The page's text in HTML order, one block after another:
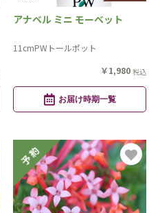
アナベル ミニ モーベット
11cmPWトールポット
￥1,980 税込
お届け時期一覧